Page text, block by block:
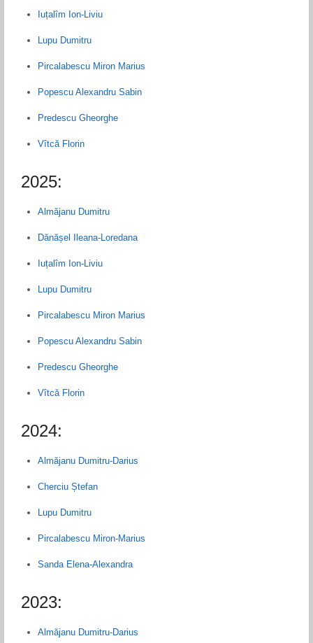
Iuțalîm Ion-Liviu
Lupu Dumitru
Pircalabescu Miron Marius
Popescu Alexandru Sabin
Predescu Gheorghe
Vîtcă Florin
2025:
Almăjanu Dumitru
Dănășel Ileana-Loredana
Iuțalîm Ion-Liviu
Lupu Dumitru
Pircalabescu Miron Marius
Popescu Alexandru Sabin
Predescu Gheorghe
Vîtcă Florin
2024:
Almăjanu Dumitru-Darius
Cherciu Ștefan
Lupu Dumitru
Pircalabescu Miron-Marius
Sanda Elena-Alexandra
2023:
Almăjanu Dumitru-Darius